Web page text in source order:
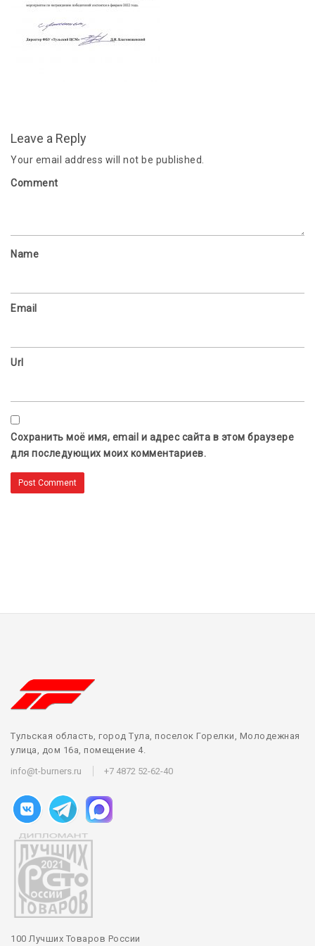
Leave a Reply
Your email address will not be published.
Comment
Name
Email
Url
Сохранить моё имя, email и адрес сайта в этом браузере
для последующих моих комментариев.
Тульская область, город Тула, поселок Горелки, Молодежная
улица, дом 16а, помещение 4.
info@t-burners.ru
+7 4872 52-62-40
100 Лучших Товаров России